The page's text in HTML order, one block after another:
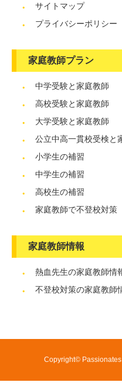
サイトマップ
プライバシーポリシー
家庭教師プラン
中学受験と家庭教師
高校受験と家庭教師
大学受験と家庭教師
公立中高一貫校受検と
小学生の補習
中学生の補習
高校生の補習
家庭教師で不登校対策
家庭教師情報
熱血先生の家庭教師情
不登校対策の家庭教師
Copyright©